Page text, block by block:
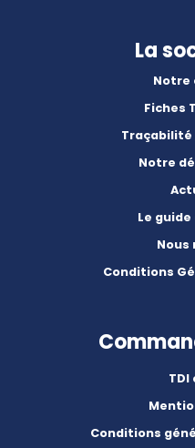
La
Notre
Fiches
Notre
Le
Nous
Conditions
TDI
Conditions